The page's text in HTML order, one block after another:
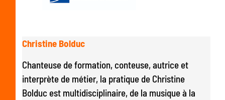
Christine Bolduc
Chanteuse de formation, conteuse, autrice et
interprète de métier, la pratique de Christine
Bolduc est multidisciplinaire, de la musique à la